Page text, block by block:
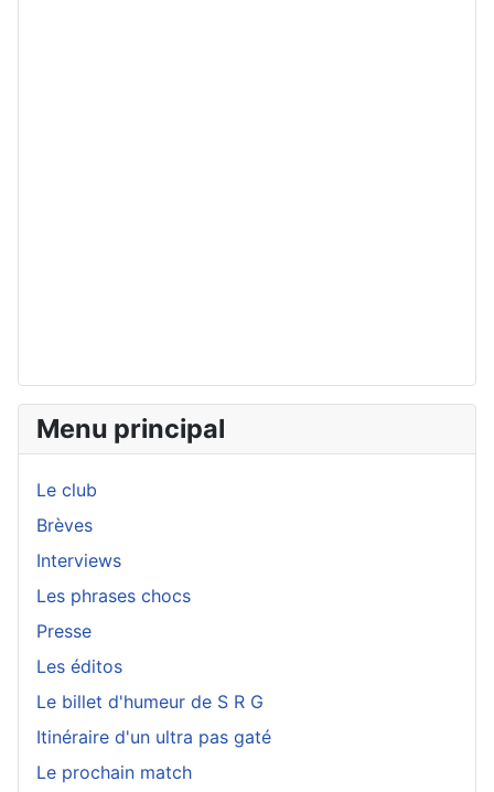
Menu principal
Le club
Brèves
Interviews
Les phrases chocs
Presse
Les éditos
Le billet d'humeur de S R G
Itinéraire d'un ultra pas gaté
Le prochain match